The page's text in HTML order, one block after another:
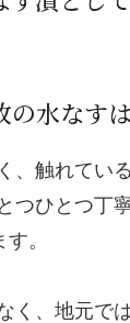
の水なす
、触れてい
つひとつ丁
。
く、地元で